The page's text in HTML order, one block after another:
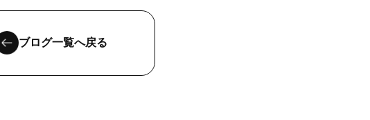
ブログ一覧へ戻る